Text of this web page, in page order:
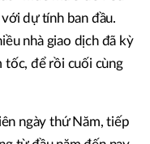
dự tính ban đầu.
nhà giao dịch đã kỳ
tốc, để rồi cuối cùng
ngày thứ Năm, tiếp